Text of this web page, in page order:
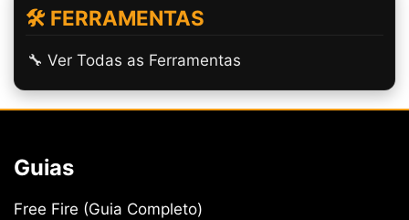
🛠️ FERRAMENTAS
🔧 Ver Todas as Ferramentas
Guias
Free Fire (Guia Completo)